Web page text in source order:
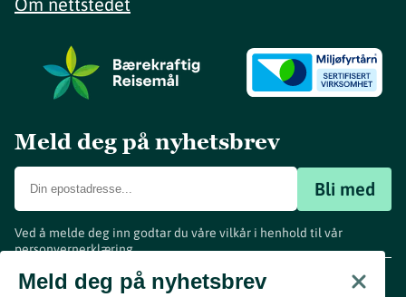
Meld deg på nyhetsbrev
Bli med
Ved å melde deg inn godtar du våre vilkår i henhold til vår
personvernerklæring.
Meld deg på nyhetsbrev
www.visitvestfold.com